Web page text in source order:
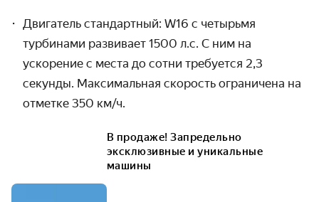
Двигатель стандартный: W16 с четырьмя
турбинами развивает 1500 л.с. С ним на
ускорение с места до сотни требуется 2,3
секунды. Максимальная скорость ограничена на
отметке 350 км/ч.
В продаже! Запредельно
эксклюзивные и уникальные
машины